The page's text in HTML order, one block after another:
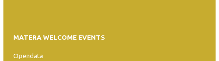
MATERA WELCOME EVENTS
Opendata